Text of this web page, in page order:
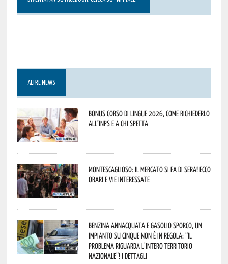
ALTRE NEWS
Bonus corso di lingue 2026, come richiederlo
all’INPS e a chi spetta
Montescaglioso: il mercato si fa di sera! Ecco
orari e vie interessate
Benzina annacquata e gasolio sporco, un
impianto su cinque non è in regola: “il
problema riguarda l’intero territorio
Nazionale”! I dettagli